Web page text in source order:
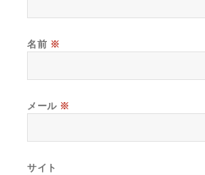
名前 ※
メール ※
サイト